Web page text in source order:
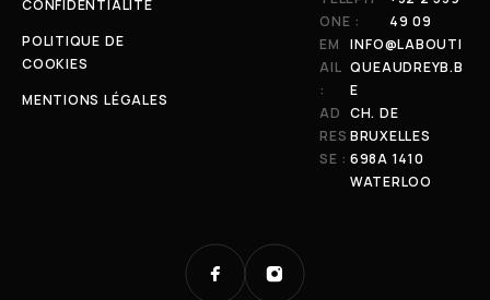
CONFIDENTIALITÉ
POLITIQUE DE
COOKIES
MENTIONS LÉGALES
ONE :
49 09
EM
AIL
:
INFO@LABOUTI
QUEAUDREYB.B
E
AD
RES
SE :
CH. DE
BRUXELLES
698A 1410
WATERLOO